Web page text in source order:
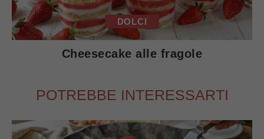
DOLCI
Cheesecake alle fragole
POTREBBE INTERESSARTI